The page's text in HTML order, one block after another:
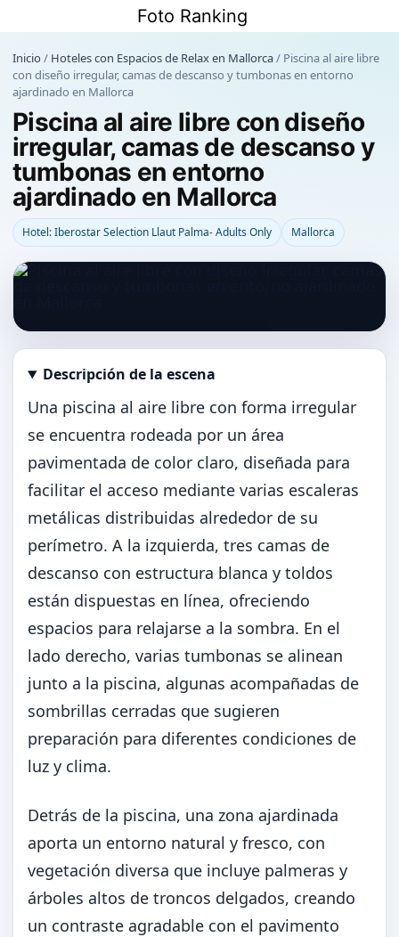
contenido
Foto Ranking
Inicio / Hoteles con Espacios de Relax en Mallorca/ Piscina al aire libre
con diseño irregular, camas de descanso y tumbonas en entorno
ajardinado en Mallorca
Piscina al aire libre con diseño
irregular, camas de descanso y
tumbonas en entorno
ajardinado en Mallorca
Hotel: Iberostar Selection Llaut Palma- Adults Only Mallorca
Abrir imagen en tamaño completo
Descripción de la escena
Una piscina al aire libre con forma irregular
se encuentra rodeada por un área
pavimentada de color claro, diseñada para
facilitar el acceso mediante varias escaleras
metálicas distribuidas alrededor de su
perímetro. A la izquierda, tres camas de
descanso con estructura blanca y toldos
están dispuestas en línea, ofreciendo
espacios para relajarse a la sombra. En el
lado derecho, varias tumbonas se alinean
junto a la piscina, algunas acompañadas de
sombrillas cerradas que sugieren
preparación para diferentes condiciones de
luz y clima.
Detrás de la piscina, una zona ajardinada
aporta un entorno natural y fresco, con
vegetación diversa que incluye palmeras y
árboles altos de troncos delgados, creando
un contraste agradable con el pavimento